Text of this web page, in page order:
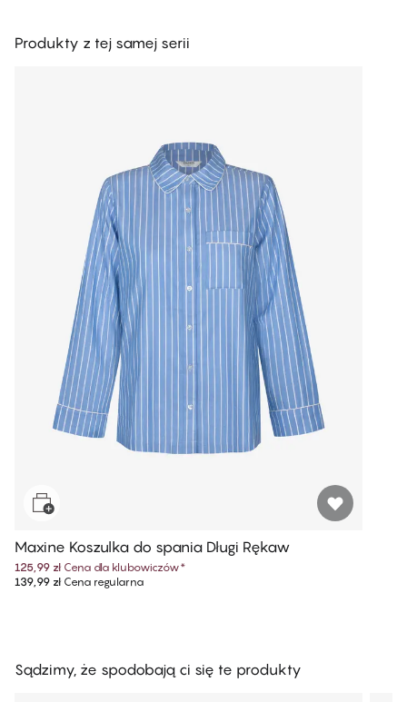
Produkty z tej samej serii
Maxine Koszulka do spania Długi Rękaw
125,99 zł Cena dla klubowiczów*
139,99 złCena regularna
Sądzimy, że spodobają ci się te produkty